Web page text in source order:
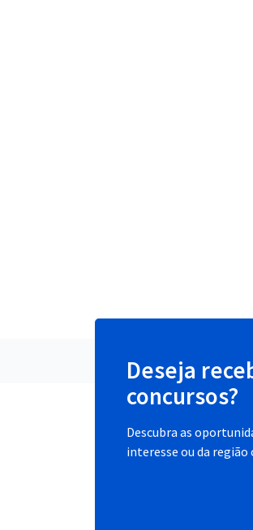
Deseja
concursos?
Descubra as
interesse ou da região